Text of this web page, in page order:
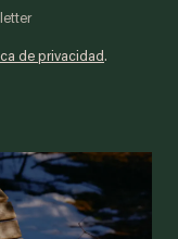
de privacidad.